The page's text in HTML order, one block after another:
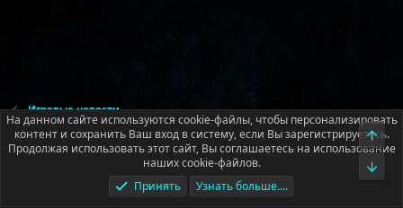
Игровые новости
Русский (RU)
Условия и правила
Политика конфиденциальности
Помощь Главная
На данном сайте используются cookie-файлы, чтобы персонализировать
контент и сохранить Ваш вход в систему, если Вы зарегистрируетесь.
Продолжая использовать этот сайт, Вы соглашаетесь на использование
наших cookie-файлов.
Принять
Узнать больше....
Верх
Низ